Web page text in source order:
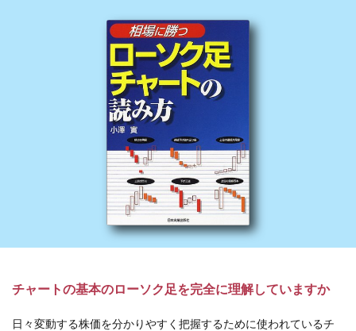
チャートの基本のローソク足を完全に理解していますか
日々変動する株価を分かりやすく把握するために使われているチ